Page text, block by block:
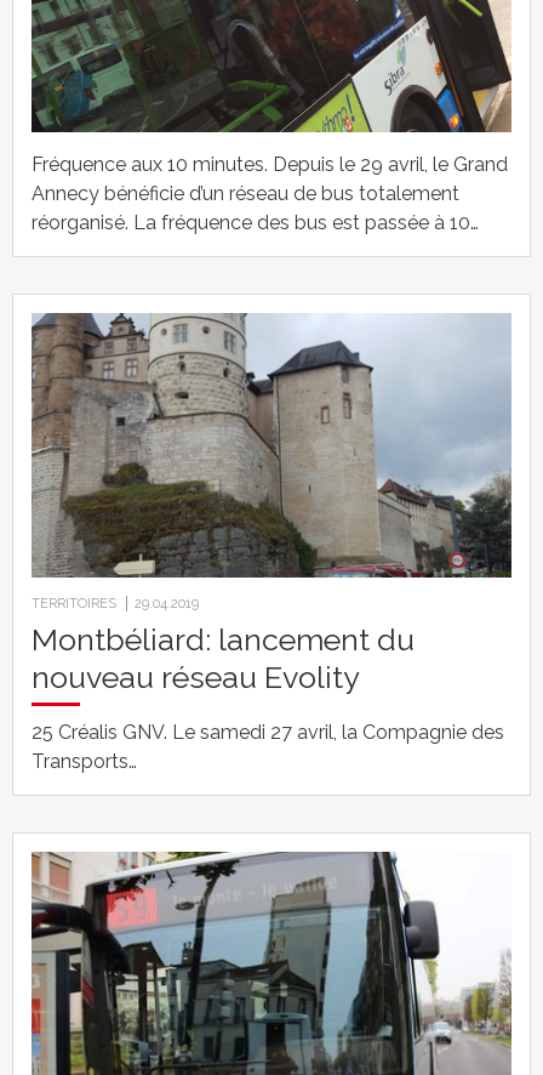
Fréquence aux 10 minutes. Depuis le 29 avril, le Grand
Annecy bénéficie d’un réseau de bus totalement
réorganisé. La fréquence des bus est passée à 10…
TERRITOIRES 29.04.2019
Montbéliard: lancement du
nouveau réseau Evolity
25 Créalis GNV. Le samedi 27 avril, la Compagnie des
Transports…